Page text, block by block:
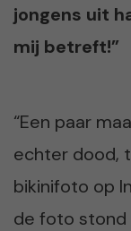
jongens uit
mij betreft!”
“Een paar
echter dood,
bikinifoto op
de foto stond